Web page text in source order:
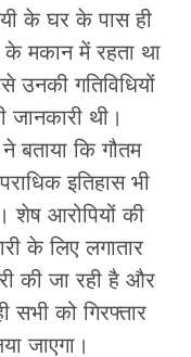
के घर के पास ही
के मकान में रहता था
उनकी गतिविधियों
जानकारी थी।
बताया कि गौतम
इतिहास भी
शेष आरोपियों की
के लिए लगातार
की जा रही है और
सभी को गिरफ्तार
जाएगा।